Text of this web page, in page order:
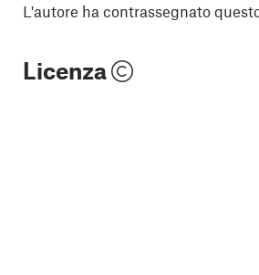
L'autore ha contrassegnato
Licenza